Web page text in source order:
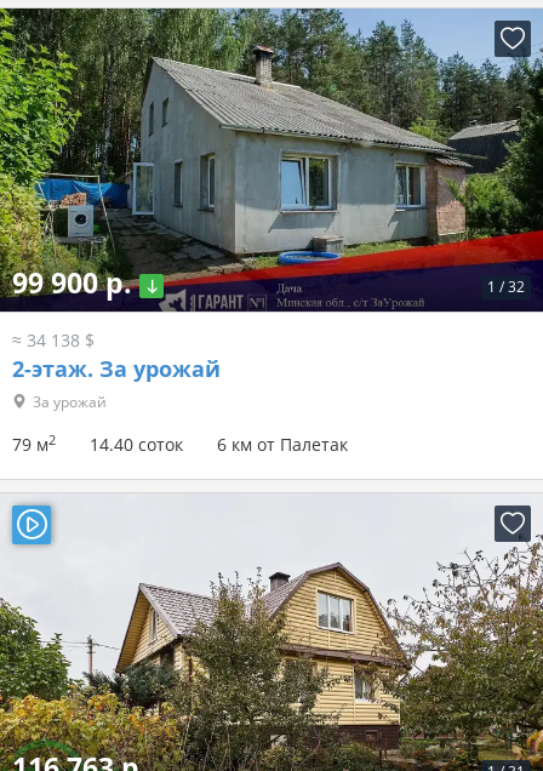
1 /32
99 900 р.
≈ 34 138 $
2-этаж. За урожай
За урожай
79 м2 14.40 соток 6 км от Палетак